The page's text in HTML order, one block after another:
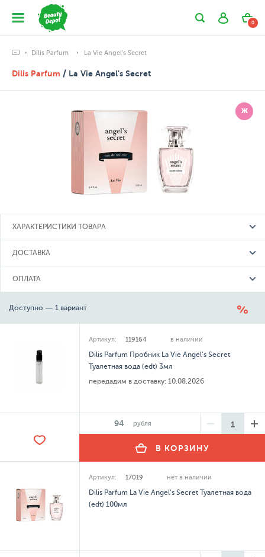
0
Dilis Parfum La Vie Angel's Secret
Dilis Parfum / La Vie Angel's Secret
Ж
ХАРАКТЕРИСТИКИ ТОВАРА
ДОСТАВКА
ОПЛАТА
Доступно — 1 вариант
Артикул: 119164 в наличии
Dilis Parfum Пробник La Vie Angel's Secret
Туалетная вода (edt) 3мл
передадим в доставку: 10.08.2026
94 рубля
В КОРЗИНУ
Артикул: 17019 нет в наличии
Dilis Parfum La Vie Angel's Secret Туалетная вода
(edt) 100мл